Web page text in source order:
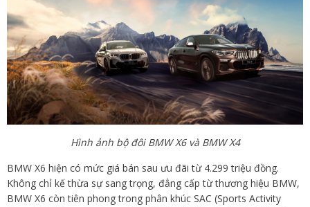
Hình ảnh bộ đôi BMW X6 và BMW X4
BMW X6 hiện có mức giá bán sau ưu đãi từ 4.299 triệu đồng.
Không chỉ kế thừa sự sang trọng, đẳng cấp từ thương hiệu BMW,
BMW X6 còn tiên phong trong phân khúc SAC (Sports Activity